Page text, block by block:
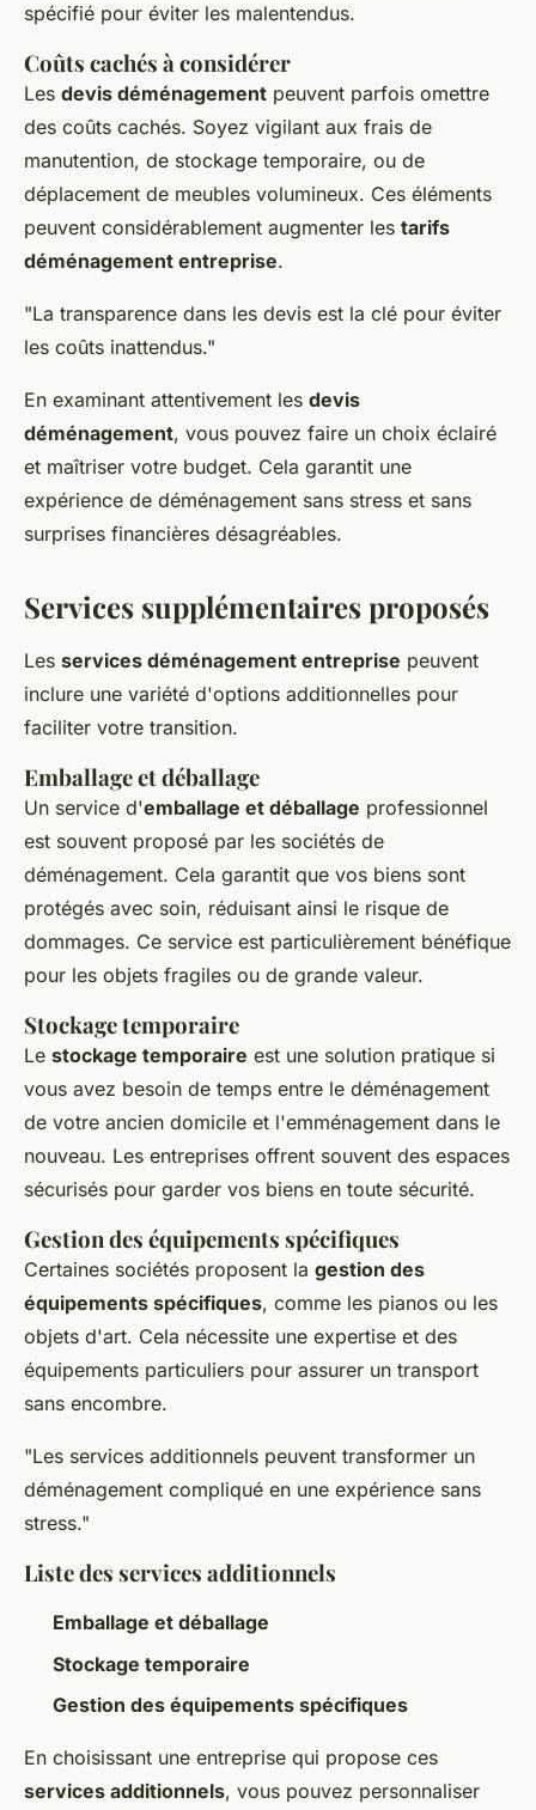
spécifié pour éviter les malentendus.
Coûts cachés à considérer
Les devis déménagement peuvent parfois omettre
des coûts cachés. Soyez vigilant aux frais de
manutention, de stockage temporaire, ou de
déplacement de meubles volumineux. Ces éléments
peuvent considérablement augmenter les tarifs
déménagement entreprise.
"La transparence dans les devis est la clé pour éviter
les coûts inattendus."
En examinant attentivement les devis
déménagement, vous pouvez faire un choix éclairé
et maîtriser votre budget. Cela garantit une
expérience de déménagement sans stress et sans
surprises financières désagréables.
Services supplémentaires proposés
Les services déménagement entreprise peuvent
inclure une variété d'options additionnelles pour
faciliter votre transition.
Emballage et déballage
Un service d'emballage et déballage professionnel
est souvent proposé par les sociétés de
déménagement. Cela garantit que vos biens sont
protégés avec soin, réduisant ainsi le risque de
dommages. Ce service est particulièrement bénéfique
pour les objets fragiles ou de grande valeur.
Stockage temporaire
Le stockage temporaire est une solution pratique si
vous avez besoin de temps entre le déménagement
de votre ancien domicile et l'emménagement dans le
nouveau. Les entreprises offrent souvent des espaces
sécurisés pour garder vos biens en toute sécurité.
Gestion des équipements spécifiques
Certaines sociétés proposent la gestion des
équipements spécifiques, comme les pianos ou les
objets d'art. Cela nécessite une expertise et des
équipements particuliers pour assurer un transport
sans encombre.
"Les services additionnels peuvent transformer un
déménagement compliqué en une expérience sans
stress."
Liste des services additionnels
Emballage et déballage
Stockage temporaire
Gestion des équipements spécifiques
En choisissant une entreprise qui propose ces
services additionnels, vous pouvez personnaliser